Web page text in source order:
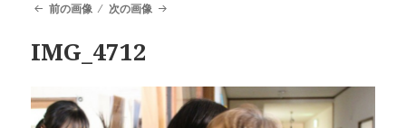
前の画像
次の画像
IMG_4712